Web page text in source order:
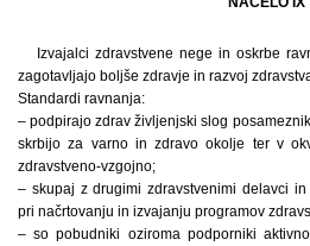
Izvajalci zdravstvene nege in oskrbe
zagotavljajo boljše zdravje in razvoj
Standardi ravnanja:
– podpirajo zdrav življenjski slog
skrbijo za varno in zdravo okolje ter v
zdravstveno-vzgojno;
– skupaj z drugimi zdravstvenimi delavci
pri načrtovanju in izvajanju programov
– so pobudniki oziroma podporniki